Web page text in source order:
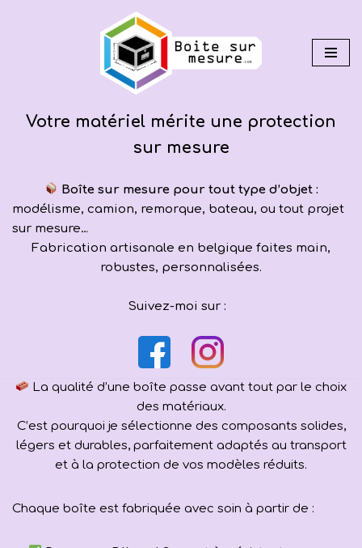
Votre matériel mérite une protection
sur mesure
Boîte sur mesure pour tout type d’objet :
modélisme, camion, remorque, bateau, ou tout projet
sur mesure…
Fabrication artisanale en belgique faites main,
robustes, personnalisées.
Suivez-moi sur :
La qualité d’une boîte passe avant tout par le choix
des matériaux.
C’est pourquoi je sélectionne des composants solides,
légers et durables, parfaitement adaptés au transport
et à la protection de vos modèles réduits.
Chaque boîte est fabriquée avec soin à partir de :